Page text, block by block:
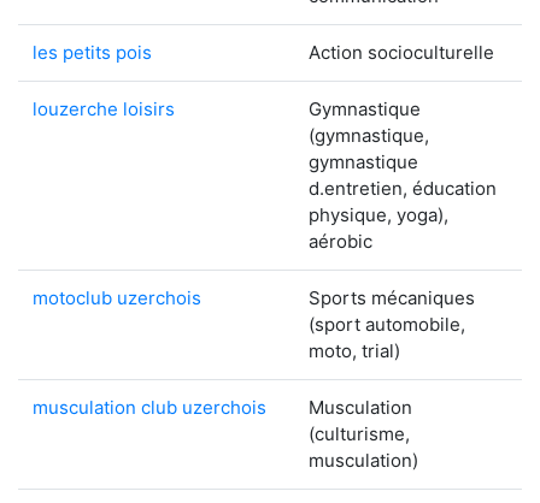
les petits pois Action socioculturelle
louzerche loisirs
Gymnastique
(gymnastique,
gymnastique
d.entretien, éducation
physique, yoga),
aérobic
motoclub uzerchois
Sports mécaniques
(sport automobile,
moto, trial)
musculation club uzerchois
Musculation
(culturisme,
musculation)